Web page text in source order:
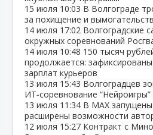
15 июля 10:03 В Волгограде
за похищение и
14 июля 17:02 Волгоградские
окружных соревнований
14 июля 10:48 150 тысяч
продолжается:
зарплат курьеров
13 июля 15:43 Волгоградцев
ИТ‑соревнование “Нейроигры”
13 июля 11:34 В МАХ
расширены возможности
12 июля 15:27 Контракт с